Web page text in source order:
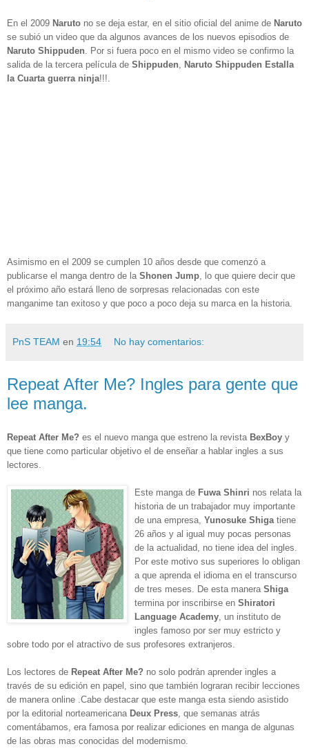
En el 2009 Naruto no se deja estar, en el sitio oficial del anime de Naruto
se subió un video que da algunos avances de los nuevos episodios de
Naruto Shippuden . Por si fuera poco en el mismo video se confirmo la
salida de la tercera película de Shippuden Naruto Shippuden Estalla
la Cuarta guerra ninja!!!.
Asimismo en el 2009 se cumplen 10 años desde que comenzó a
publicarse el manga dentro de la Shonen Jump, lo que quiere decir que
el próximo año estará lleno de sorpresas relacionadas con este
manganime tan exitoso y que poco a poco deja su marca en la historia.
PnS TEAM en 19:54 No hay comentarios:
Repeat After Me? Ingles para gente que
lee manga.
Repeat After Me? es el nuevo manga que estreno la revista BexBoy y
que tiene como particular objetivo el de enseñar a hablar ingles a sus
lectores.
Este manga de Fuwa Shinri nos relata la
historia de un trabajador muy importante
de una empresa, Yunosuke Shigatiene
26 años y al igual muy pocas personas
de la actualidad, no tiene idea del ingles.
Por este motivo sus superiores lo obligan
a que aprenda el idioma en el transcurso
de tres meses. De esta manera Shiga
termina por inscribirse en Shiratori
Language Academy, un instituto de
ingles famoso por ser muy estricto y
sobre todo por el atractivo de sus profesores extranjeros.
Los lectores de Repeat After Me? no solo podrán aprender ingles a
través de su edición en papel, sino que también lograran recibir lecciones
de manera online .Cabe destacar que este manga esta siendo asistido
por la editorial norteamericana Deux Press, que semanas atrás
comentábamos, era famosa por realizar ediciones en manga de algunas
de las obras mas conocidas del modernismo.